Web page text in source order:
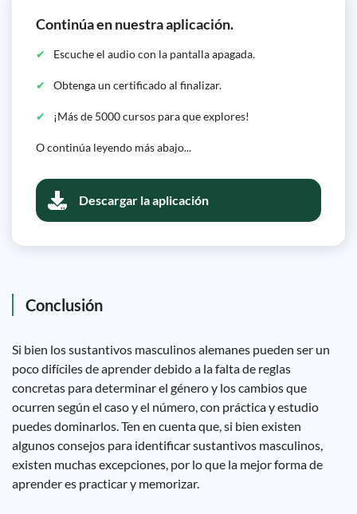
Continúa en nuestra aplicación.
Escuche el audio con la pantalla apagada.
Obtenga un certificado al finalizar.
¡Más de 5000 cursos para que explores!
O continúa leyendo más abajo...
Descargar la aplicación
Conclusión
Si bien los sustantivos masculinos alemanes pueden ser un
poco difíciles de aprender debido a la falta de reglas
concretas para determinar el género y los cambios que
ocurren según el caso y el número, con práctica y estudio
puedes dominarlos. Ten en cuenta que, si bien existen
algunos consejos para identificar sustantivos masculinos,
existen muchas excepciones, por lo que la mejor forma de
aprender es practicar y memorizar.